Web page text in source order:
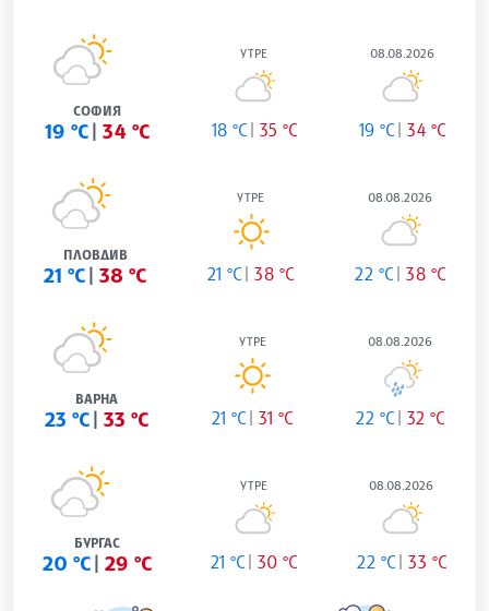
СОФИЯ
19 °C 34 °C
УТРЕ
18 °C 35 °C
08.08.2026
19 °C 34 °C
ПЛОВДИВ
21 °C 38 °C
УТРЕ
21 °C 38 °C
08.08.2026
22 °C 38 °C
ВАРНА
23 °C 33 °C
УТРЕ
21 °C 31 °C
08.08.2026
22 °C 32 °C
БУРГАС
20 °C 29 °C
УТРЕ
21 °C 30 °C
08.08.2026
22 °C 33 °C